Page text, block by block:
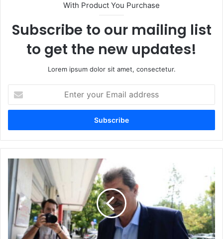
With Product You Purchase
Subscribe to our mailing list
to get the new updates!
Lorem ipsum dolor sit amet, consectetur.
your
Email